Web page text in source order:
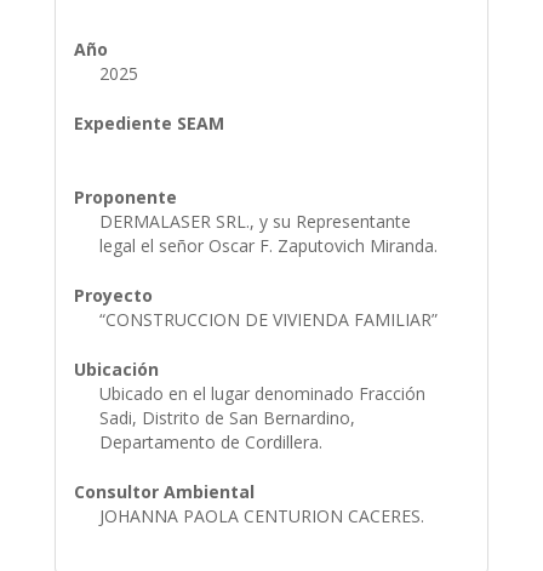
Año
2025
Expediente SEAM
Proponente
DERMALASER SRL., y su Representante
legal el señor Oscar F. Zaputovich Miranda.
Proyecto
“CONSTRUCCION DE VIVIENDA FAMILIAR”
Ubicación
Ubicado en el lugar denominado Fracción
Sadi, Distrito de San Bernardino,
Departamento de Cordillera.
Consultor Ambiental
JOHANNA PAOLA CENTURION CACERES.